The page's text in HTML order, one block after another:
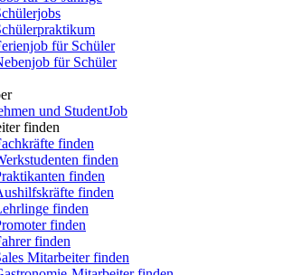
für Schüler
für Schüler
und StudentJob
finden
finden
finden
finden
finden
finden
finden
finden
Mitarbeiter finden